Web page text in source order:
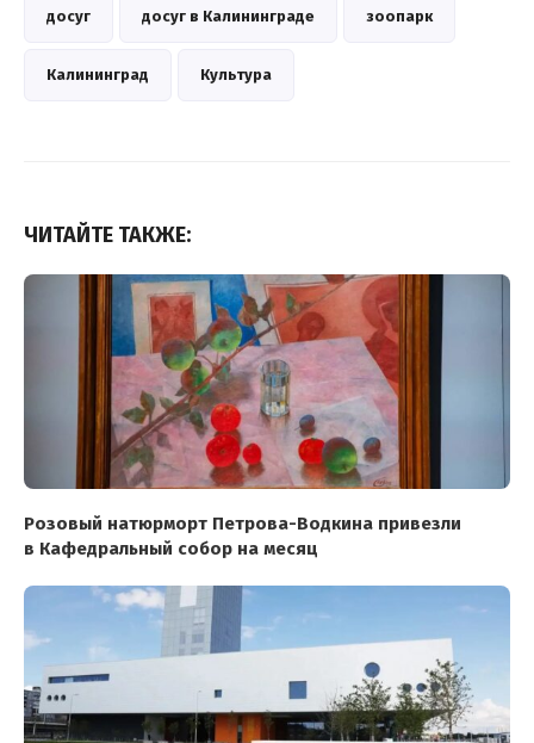
досуг досуг в Калининграде зоопарк
Калининград Культура
ЧИТАЙТЕ ТАКЖЕ:
Розовый натюрморт Петрова-Водкина привезли
в Кафедральный собор на месяц